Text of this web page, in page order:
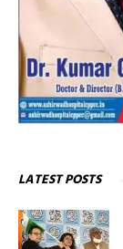
LATEST POSTS